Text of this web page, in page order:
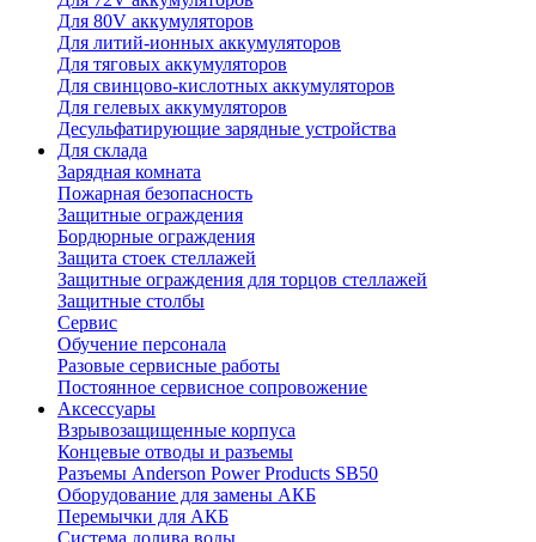
Для 80V аккумуляторов
Для литий-ионных аккумуляторов
Для тяговых аккумуляторов
Для свинцово-кислотных аккумуляторов
Для гелевых аккумуляторов
Десульфатирующие зарядные устройства
Для склада
Зарядная комната
Пожарная безопасность
Защитные ограждения
Бордюрные ограждения
Защита стоек стеллажей
Защитные ограждения для торцов стеллажей
Защитные столбы
Сервис
Обучение персонала
Разовые сервисные работы
Постоянное сервисное сопровожение
Аксессуары
Взрывозащищенные корпуса
Концевые отводы и разъемы
Разъемы Anderson Power Products SB50
Оборудование для замены АКБ
Перемычки для АКБ
Система долива воды